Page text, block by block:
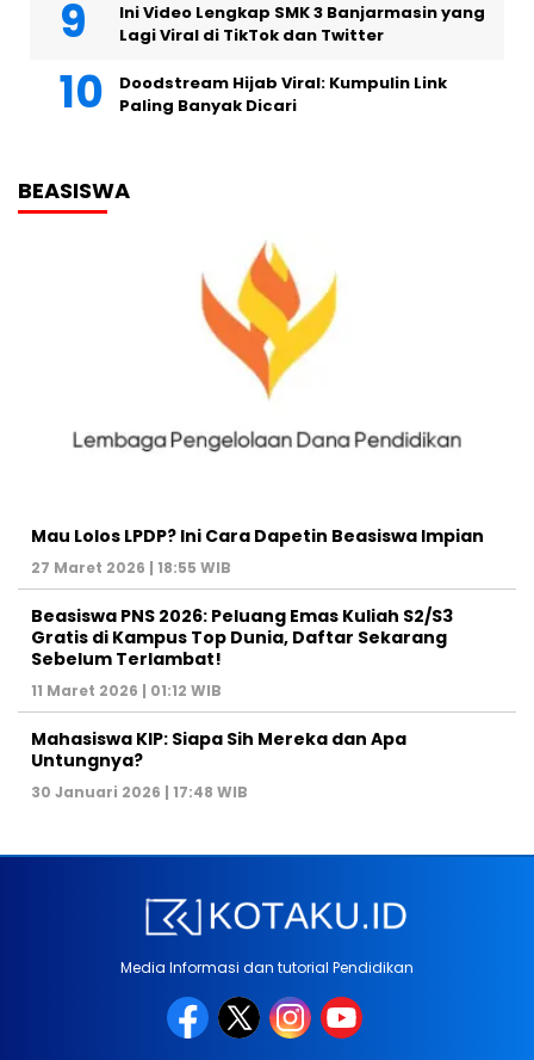
Ini Video Lengkap SMK 3 Banjarmasin yang
Lagi Viral di TikTok dan Twitter
Doodstream Hijab Viral: Kumpulin Link
Paling Banyak Dicari
BEASISWA
Mau Lolos LPDP? Ini Cara Dapetin Beasiswa Impian
27 Maret 2026 | 18:55 WIB
Beasiswa PNS 2026: Peluang Emas Kuliah S2/S3
Gratis di Kampus Top Dunia, Daftar Sekarang
Sebelum Terlambat!
11 Maret 2026 | 01:12 WIB
Mahasiswa KIP: Siapa Sih Mereka dan Apa
Untungnya?
30 Januari 2026 | 17:48 WIB
Media Informasi dan tutorial Pendidikan